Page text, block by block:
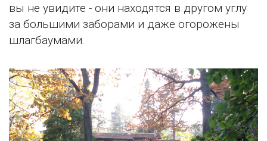
вы не увидите - они находятся в другом углу
за большими заборами и даже огорожены
шлагбаумами.